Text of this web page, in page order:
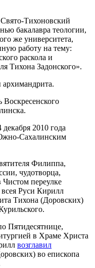
Тихоновский
бакалавра теологии,
же университета,
работу на тему:
раскола и
Тихона Задонского».
архимандрита.
Воскресенского
2010 года
Филиппа,
чудотворца,
переулке
Руси Кирилл
Тихона (Доровских)
Пятидесятнице,
в Храме Христа
возглавил
во епископа